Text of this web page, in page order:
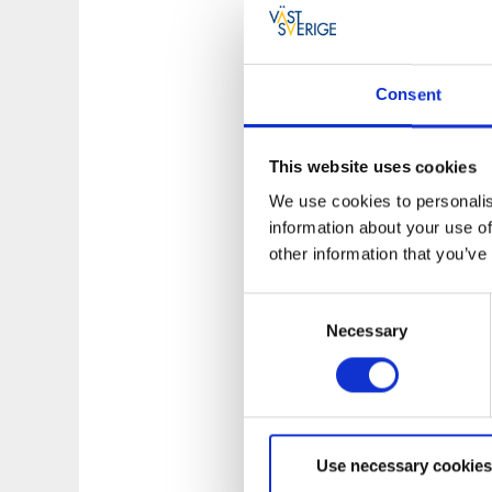
Consent
This website uses cookies
We use cookies to
information about your use
other information that
Necessary
Use necessary
Byfjorden som
upplevelserik
Upplevelsebolaget
badort, anrika
breder ut sig över
Ljungskileviken
Gårdsvik,KFUM:s
utsikt över
är därför perfekt
kanske paddlar du
Havstensfjorden
stanna till vid.